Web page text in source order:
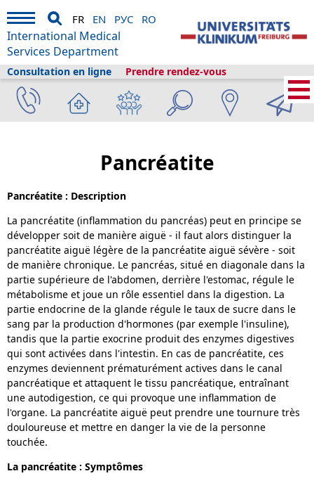
Prendre rendez-vous
Consultation en ligne
FR EN РУС RO
International Medical
Services Department
Services médicaux internationaux A propos de nous
Fribourg et le
tourisme
Informations Bibliothèque de la santé Gastro-entérologie›
Pancréatite
Pancréatite
Pancréatite : Description
La pancréatite (inflammation du pancréas) peut en principe se
développer soit de manière aiguë - il faut alors distinguer la
pancréatite aiguë légère de la pancréatite aiguë sévère - soit
de manière chronique. Le pancréas, situé en diagonale dans la
partie supérieure de l'abdomen, derrière l'estomac, régule le
métabolisme et joue un rôle essentiel dans la digestion. La
partie endocrine de la glande régule le taux de sucre dans le
sang par la production d'hormones (par exemple l'insuline),
tandis que la partie exocrine produit des enzymes digestives
qui sont activées dans l'intestin. En cas de pancréatite, ces
enzymes deviennent prématurément actives dans le canal
pancréatique et attaquent le tissu pancréatique, entraînant
une autodigestion, ce qui provoque une inflammation de
l'organe. La pancréatite aiguë peut prendre une tournure très
douloureuse et mettre en danger la vie de la personne
touchée.
La pancréatite : Symptômes